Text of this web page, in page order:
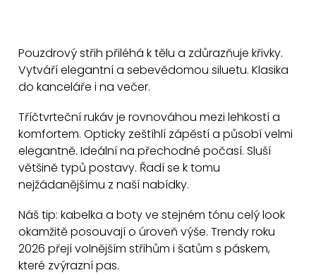
v
l
á
a
c
í
p
r
v
k
y
Pouzdrový střih přiléhá k tělu a zdůrazňuje křivky.
Vytváří elegantní a sebevědomou siluetu. Klasika
do kanceláře i na večer.
Tříčtvrteční rukáv je rovnováhou mezi lehkostí a
komfortem. Opticky zeštíhlí zápěstí a působí velmi
elegantně. Ideální na přechodné počasí. Sluší
většině typů postavy. Řadí se k tomu
nejžádanějšímu z naší nabídky.
Náš tip: kabelka a boty ve stejném tónu celý look
okamžitě posouvají o úroveň výše. Trendy roku
2026 přejí volnějším střihům i šatům s páskem,
které zvýrazní pas.